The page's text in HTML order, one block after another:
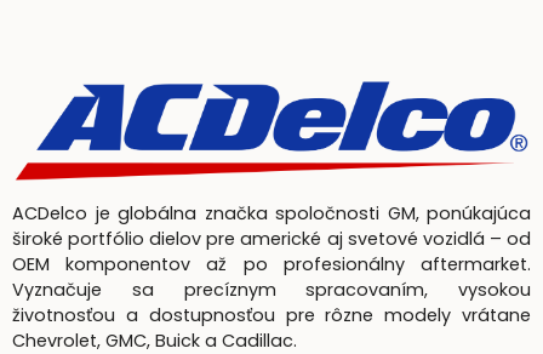
ACDelco je globálna značka spoločnosti GM, ponúkajúca
široké portfólio dielov pre americké aj svetové vozidlá – od
OEM komponentov až po profesionálny aftermarket.
Vyznačuje sa precíznym spracovaním, vysokou
životnosťou a dostupnosťou pre rôzne modely vrátane
Chevrolet, GMC, Buick a Cadillac.